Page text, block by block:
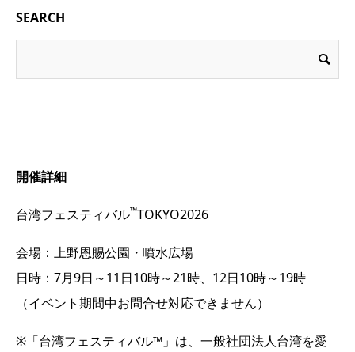
SEARCH
開催詳細
台湾フェスティバル™TOKYO2026
会場：上野恩賜公園・噴水広場
日時：7月9日～11日10時～21時、12日10時～19時
（イベント期間中お問合せ対応できません）
※「台湾フェスティバル™」は、一般社団法人台湾を愛